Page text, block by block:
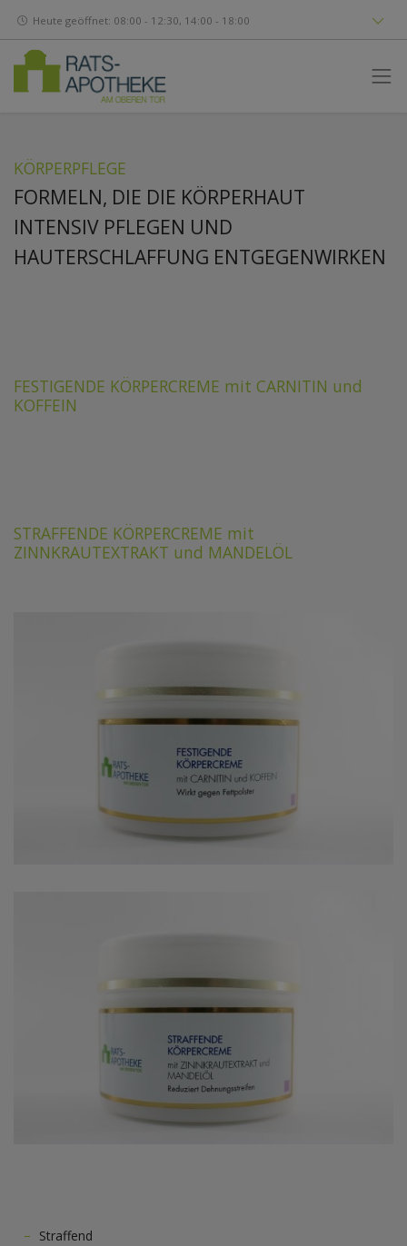
Heute geöffnet: 08:00 - 12:30, 14:00 - 18:00
KÖRPERPFLEGE
FORMELN, DIE DIE KÖRPERHAUT
INTENSIV PFLEGEN UND
HAUTERSCHLAFFUNG ENTGEGENWIRKEN
FESTIGENDE KÖRPERCREME mit CARNITIN und
KOFFEIN
STRAFFENDE KÖRPERCREME mit
ZINNKRAUTEXTRAKT und MANDELÖL
Straffend